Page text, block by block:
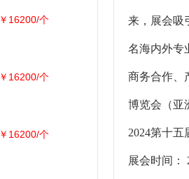
来，展会吸
名海内外专
商务合作、
博览会（亚
2024第十
展会时间：
￥16200/个
￥16200/个
￥16200/个